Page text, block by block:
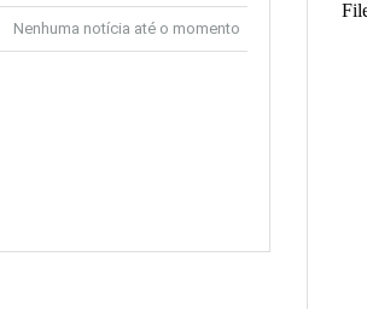
Nenhuma notícia até o momento